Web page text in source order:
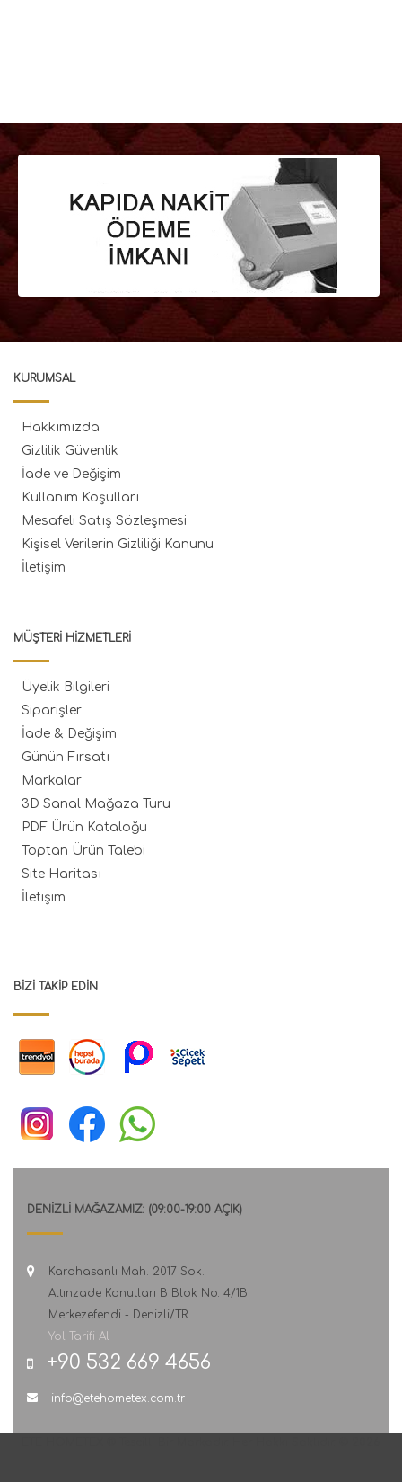
KURUMSAL
Hakkımızda
Gizlilik Güvenlik
İade ve Değişim
Kullanım Koşulları
Mesafeli Satış Sözleşmesi
Kişisel Verilerin Gizliliği Kanunu
İletişim
MÜŞTERI HIZMETLERI
Üyelik Bilgileri
Siparişler
İade & Değişim
Günün Fırsatı
Markalar
3D Sanal Mağaza Turu
PDF Ürün Kataloğu
Toptan Ürün Talebi
Site Haritası
İletişim
BIZI TAKIP EDIN
DENİZLİ MAĞAZAMIZ: (09:00-19:00 AÇIK)
Karahasanlı Mah. 2017 Sok.
Altınzade Konutları B Blok No: 4/1B
Merkezefendi - Denizli/TR
Yol Tarifi Al
+90 532 669 4656
info@etehometex.com.tr